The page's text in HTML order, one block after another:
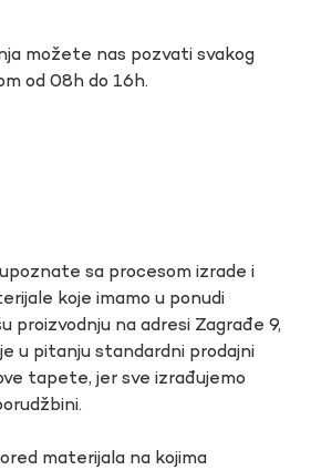
možete nas pozvati svakog
od 08h do 16h.
sa procesom izrade i
koje imamo u ponudi
proizvodnju na adresi Zagrađe 9,
u pitanju standardni prodajni
tapete, jer sve izrađujemo
materijala na kojima